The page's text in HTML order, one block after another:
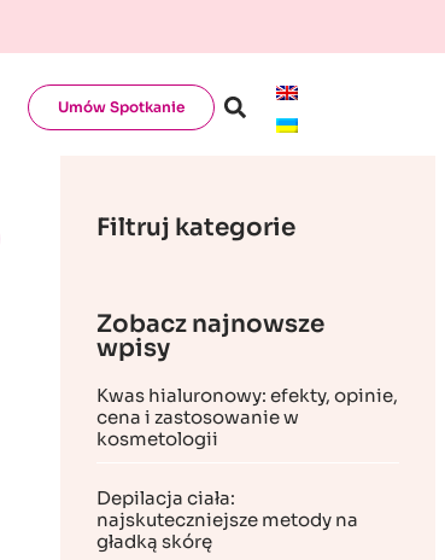
Umów Spotkanie
Filtruj kategorie
Zobacz najnowsze
wpisy
Kwas hialuronowy: efekty, opinie,
cena i zastosowanie w
kosmetologii
Depilacja ciała:
najskuteczniejsze metody na
gładką skórę